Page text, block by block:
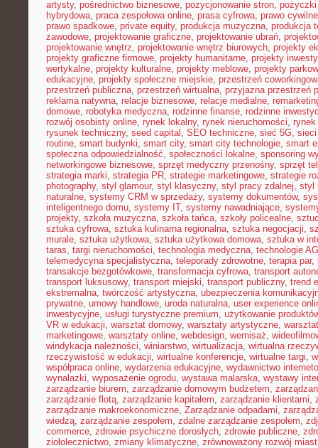
artysty, pośrednictwo biznesowe, pozycjonowanie stron, pożyczki
hybrydowa, praca zespołowa online, prasa cyfrowa, prawo
prawo spadkowe, private equity, produkcja muzyczna, produkcja
zawodowe, projektowanie graficzne, projektowanie ubrań,
projektowanie wnętrz, projektowanie wnętrz biurowych, projekty
projekty graficzne firmowe, projekty humanitarne, projekty
wertykalne, projekty kulturalne, projekty meblowe, projekty
edukacyjne, projekty społeczne miejskie, przestrzeń
przestrzeń publiczna, przestrzeń wirtualna, przyjazna przestrzeń
reklama natywna, relacje biznesowe, relacje medialne,
domowe, robotyka medyczna, rodzinne finanse, rodzinne
rozwój osobisty online, rynek lokalny, rynek nieruchomości,
rysunek techniczny, seed capital , SEO techniczne, sieć 5G, sieci
routine, smart budynki, smart city, smart city technologie, smart
społeczna odpowiedzialność, społeczności lokalne, sponsoring
networkingowe biznesowe, sprzęt medyczny przenośny, sprzęt
strategia marki, strategia PR, strategie marketingowe, strategie
photography, styl glamour, styl klasyczny, styl pracy zdalnej, styl
naturalne, systemy CRM w sprzedaży, systemy dokumentów,
inteligentnego domu, systemy IT, systemy nawadniające,
projekty, szkoła muzyczna, szkoła tańca, szkoły policealne,
sztuka cyfrowa, sztuka kulinarna regionalna, sztuka negocjacji,
murale, sztuka użytkowa, sztuka użytkowa domowa, sztuka w
taras, targi nieruchomości, technologia medyczna, technologie
telemedycyna specjalistyczna, teleporady zdrowotne, terapia par,
transakcje bezgotówkowe, transformacja cyfrowa, transport
transport luksusowy, transport miejski, transport publiczny, trend
ekstremalna, twórczość artystyczna, ubezpieczenia
prywatne, umowy handlowe, uroda naturalna, user experience
inwestycyjne, usługi turystyczne premium, użytkowanie
VR w edukacji, warsztat domowy, warsztaty artystyczne,
marketingowe, warsztaty online, webdesign, wernisaż,
windykacja należności, winiarstwo, wirtualizacja, wirtualna
rzeczywistość w edukacji, wirtualne konferencje, wirtualne targi,
współpraca online, wydarzenia edukacyjne, wydawnictwo
wynalazki, wyposażenie ogrodu, wystawa malarska, wystawy
zarządzanie biurem, zarządzanie domowym budżetem,
zarządzanie flotą, zarządzanie kapitałem, zarządzanie klientami,
zarządzanie makroekonomiczne, Zarządzanie odpadami,
wiedzą, zarządzanie zespołem, zdalne zarządzanie zespołem,
commerce, zdrowie psychiczne dorosłych, zdrowie publiczne,
ziołolecznictwo, zmiany klimatyczne, zrównoważony rozwój miast